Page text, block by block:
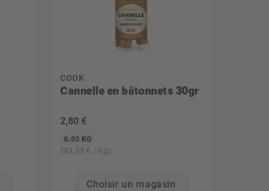
COOK
Cannelle en bâtonnets 30gr
2,80 €
0.03 KG
(93,33 € / Kg)
Choisir un magasin